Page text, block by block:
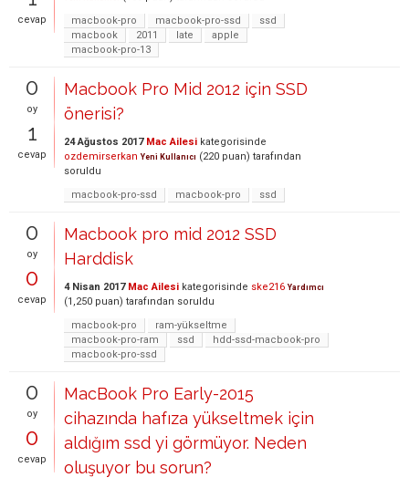
cevap
macbook-pro
macbook-pro-ssd
ssd
macbook
2011 late
apple
macbook-pro-13
0
oy
1
cevap
Macbook Pro Mid 2012 için SSD
önerisi?
24 Ağustos 2017 Mac Ailesi kategorisinde
ozdemirserkan Yeni Kullanıcı (220 puan) tarafından
soruldu
macbook-pro-ssd
macbook-pro ssd
0
oy
0
cevap
Macbook pro mid 2012 SSD
Harddisk
4 Nisan 2017 Mac Ailesi kategorisinde ske216 Yardımcı
(1,250 puan) tarafından soruldu
macbook-pro
ram-yükseltme
macbook-pro-ram
ssd
hdd-ssd-macbook-pro
macbook-pro-ssd
0
oy
0
cevap
MacBook Pro Early-2015
cihazında hafıza yükseltmek için
aldığım ssd yi görmüyor. Neden
oluşuyor bu sorun?